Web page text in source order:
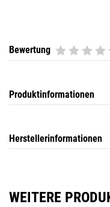
Bewertung
Produktinformationen
Herstellerinformationen
WEITERE